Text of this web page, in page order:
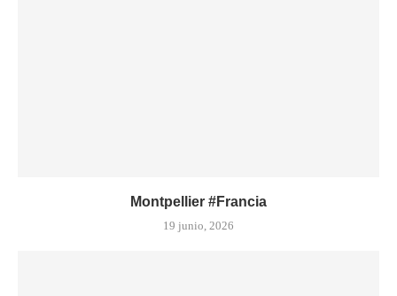
Montpellier #Francia
19 junio, 2026